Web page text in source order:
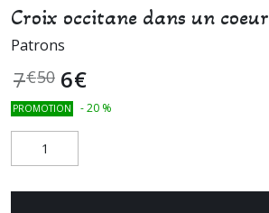
Croix occitane dans un coeur
Patrons
7€50 6€
PROMOTION -20 %